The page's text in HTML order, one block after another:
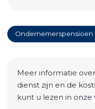
Ondernemerspensioen
Meer informatie
dienst zijn en de
kunt u lezen in onze